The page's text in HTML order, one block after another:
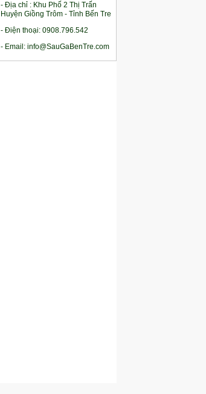
- Địa chỉ : Khu Phố 2 Thị Trấn
Huyện Giồng Trôm - Tỉnh Bến Tre
- Điện thoại: 0908.796.542
- Email: info@SauGaBenTre.com